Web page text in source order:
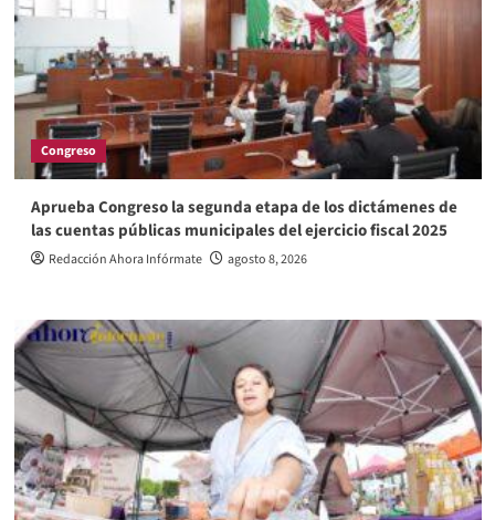
Congreso
Aprueba Congreso la segunda etapa de los dictámenes de
las cuentas públicas municipales del ejercicio fiscal 2025
Redacción Ahora Infórmate agosto 8, 2026